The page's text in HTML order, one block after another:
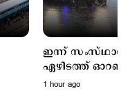
ഇന്ന്
ഏഴിടത്ത്
ഇങ്ങനെ
1 hour ago